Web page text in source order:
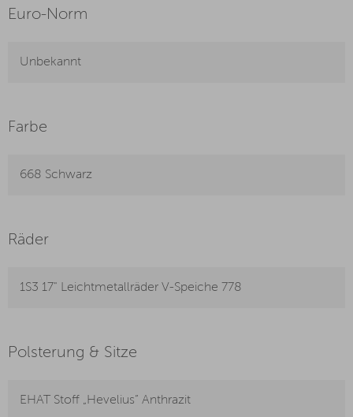
Euro-Norm
Unbekannt
Farbe
668 Schwarz
Räder
1S3 17" Leichtmetallräder V-Speiche 778
Polsterung & Sitze
EHAT Stoff „Hevelius“ Anthrazit